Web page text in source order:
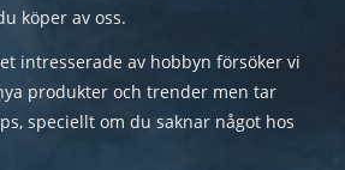
köper av oss.
intresserade av hobbyn försöker vi
produkter och trender men tar
speciellt om du saknar något hos